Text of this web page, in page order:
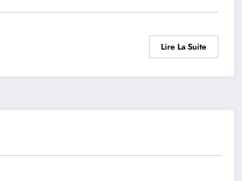
Lire La Suite